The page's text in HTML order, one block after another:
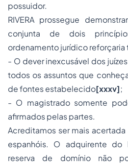
possuidor.
RIVERA prossegue
conjunta de dois
ordenamento jurídico
- O dever inexcusável dos
todos os assuntos que
de fontes estabelecido[xxxv];
- O magistrado somente
afirmados pelas partes.
Acreditamos ser mais
espanhóis. O adquirente
reserva de domínio não